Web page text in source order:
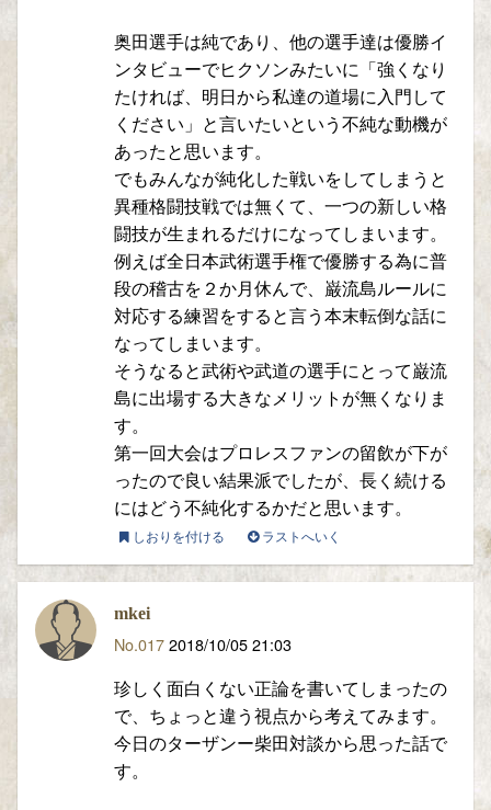
奥田選手は純であり、他の選手達は優勝イ
ンタビューでヒクソンみたいに「強くなり
たければ、明日から私達の道場に入門して
ください」と言いたいという不純な動機が
あったと思います。
でもみんなが純化した戦いをしてしまうと
異種格闘技戦では無くて、一つの新しい格
闘技が生まれるだけになってしまいます。
例えば全日本武術選手権で優勝する為に普
段の稽古を２か月休んで、巌流島ルールに
対応する練習をすると言う本末転倒な話に
なってしまいます。
そうなると武術や武道の選手にとって巌流
島に出場する大きなメリットが無くなりま
す。
第一回大会はプロレスファンの留飲が下が
ったので良い結果派でしたが、長く続ける
にはどう不純化するかだと思います。
しおりを付ける ラストへいく
mkei
No.0172018/10/05 21:03
珍しく面白くない正論を書いてしまったの
で、ちょっと違う視点から考えてみます。
今日のターザンー柴田対談から思った話で
す。